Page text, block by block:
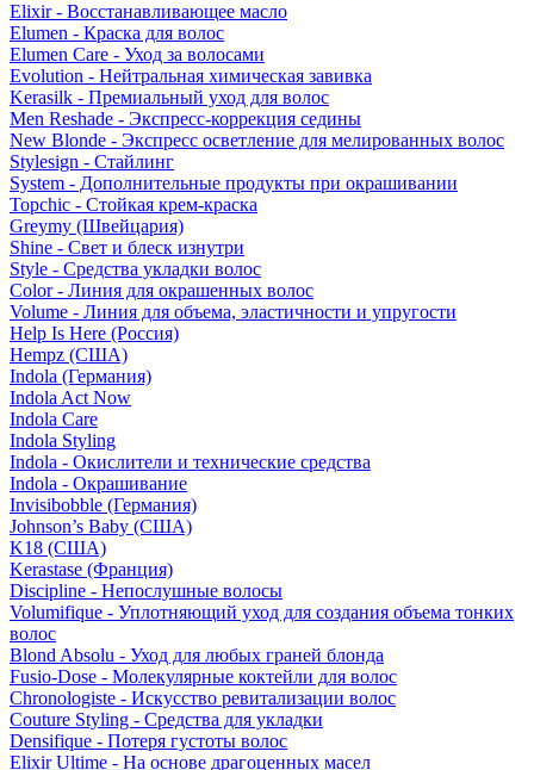
Elixir - Восстанавливающее масло
Elumen - Краска для волос
Elumen Care - Уход за волосами
Evolution - Нейтральная химическая завивка
Kerasilk - Премиальный уход для волос
Men Reshade - Экспресс-коррекция седины
New Blonde - Экспресс осветление для мелированных волос
Stylesign - Стайлинг
System - Дополнительные продукты при окрашивании
Topchic - Стойкая крем-краска
Greymy (Швейцария)
Shine - Свет и блеск изнутри
Style - Средства укладки волос
Color - Линия для окрашенных волос
Volume - Линия для объема, эластичности и упругости
Help Is Here (Россия)
Hempz (США)
Indola (Германия)
Indola Act Now
Indola Care
Indola Styling
Indola - Окислители и технические средства
Indola - Окрашивание
Invisibobble (Германия)
Johnson’s Baby (США)
K18 (США)
Kerastase (Франция)
Discipline - Непослушные волосы
Volumifique - Уплотняющий уход для создания объема тонких
волос
Blond Absolu - Уход для любых граней блонда
Fusio-Dose - Молекулярные коктейли для волос
Chronologiste - Искусство ревитализации волос
Couture Styling - Средства для укладки
Densifique - Потеря густоты волос
Elixir Ultime - На основе драгоценных масел